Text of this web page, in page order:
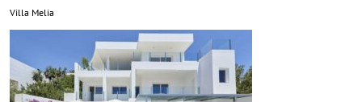
Villa Melia